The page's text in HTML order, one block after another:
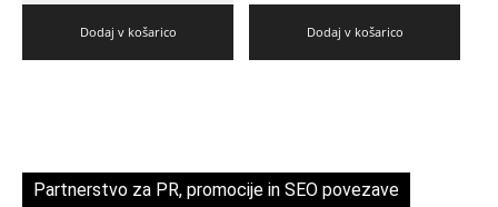
Dodaj v košarico Dodaj v košarico
Partnerstvo za PR, promocije in SEO povezave